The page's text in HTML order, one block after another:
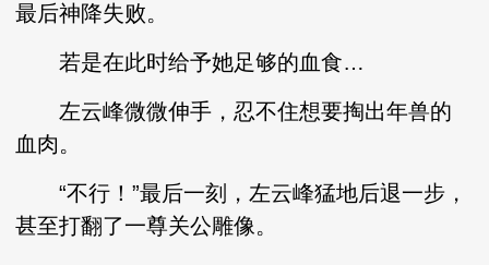
最后神降失败。
若是在此时给予她足够的血食…
左云峰微微伸手，忍不住想要掏出年兽的
血肉。
“不行！”最后一刻，左云峰猛地后退一步，
甚至打翻了一尊关公雕像。